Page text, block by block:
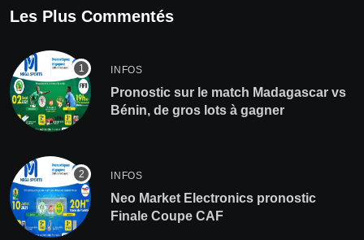
Les Plus Commentés
INFOS
Pronostic sur le match Madagascar vs
Bénin, de gros lots à gagner
INFOS
Neo Market Electronics pronostic
Finale Coupe CAF